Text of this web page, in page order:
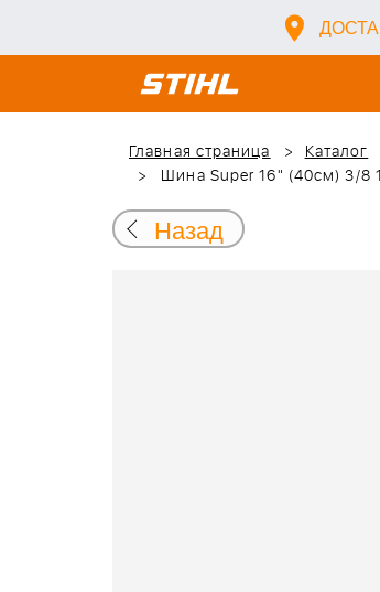
Главная страница
Каталог
Шина Super 16" (40см) 3/8
Назад